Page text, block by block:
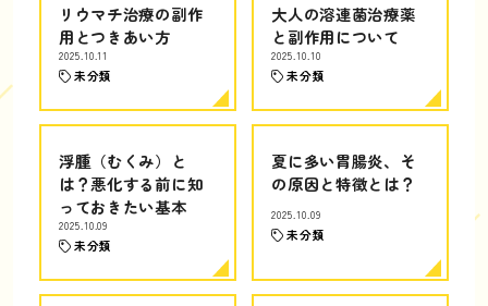
リウマチ治療の副作
用とつきあい方
2025.10.11
未分類
大人の溶連菌治療薬
と副作用について
2025.10.10
未分類
浮腫（むくみ）と
は？悪化する前に知
っておきたい基本
2025.10.09
未分類
夏に多い胃腸炎、そ
の原因と特徴とは？
2025.10.09
未分類